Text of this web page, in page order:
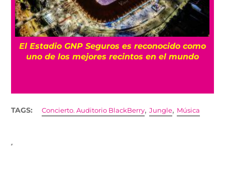
El Estadio GNP Seguros es reconocido como
uno de los mejores recintos en el mundo
TAGS: Concierto. Auditorio BlackBerry,Jungle, Música